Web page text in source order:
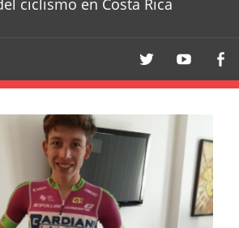
ciclismo en Costa Rica